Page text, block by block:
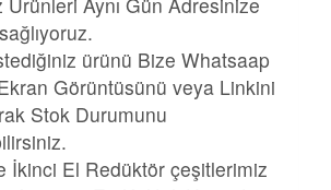
ürünü Bize Whatsaap
Görüntüsünü veya Linkini
Stok Durumunu
İkinci El Redüktör çeşitlerimiz